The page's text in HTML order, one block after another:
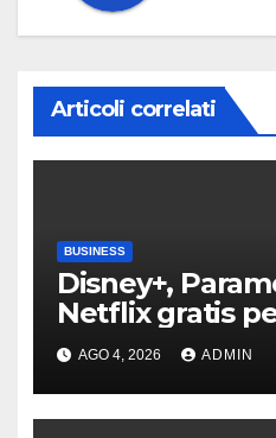
Articoli correlati
BUSINESS
Disney+,
Netflix gratis
YouTube? Cosa
AGO 4, 2026 ADMIN